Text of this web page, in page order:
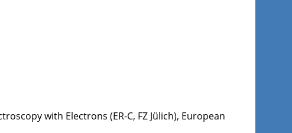
with Electrons (ER-C, FZ Jülich), European